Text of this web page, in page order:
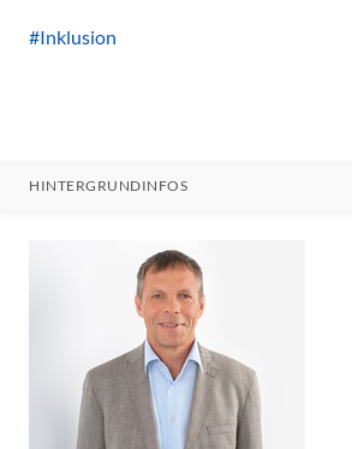
#Inklusion
HINTERGRUNDINFOS